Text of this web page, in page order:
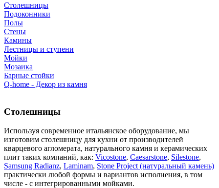
Столешницы
Подоконники
Полы
Стены
Камины
Лестницы и ступени
Мойки
Мозаика
Барные стойки
Q-home - Декор из камня
Столешницы
Используя современное итальянское оборудование, мы
изготовим столешницу для кухни от производителей
кварцевого агломерата, натурального камня и керамических
плит таких компаний, как: Vicostone, Caesarstone, Silestone,
Samsung Radianz, Laminam, Stone Project (натуральный камень)
практически любой формы и вариантов исполнения, в том
числе - с интегрированными мойками.